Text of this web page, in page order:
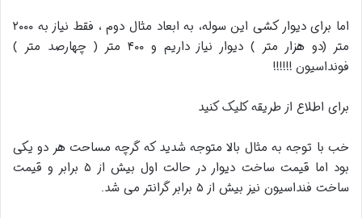
اما برای دیوار کشی این سوله، به ابعاد مثال دوم ، فقط نیاز به ۲۰۰۰
متر (دو هزار متر ) دیوار نیاز داریم و ۴۰۰ متر ( چهارصد متر )
فونداسیون !!!!!!
برای اطلاع از طریقه کلیک کنید
خب با توجه به مثال بالا متوجه شدید که گرچه مساحت هر دو یکی
بود اما قیمت ساخت دیوار در حالت اول بیش از ۵ برابر و قیمت
ساخت فنداسیون نیز بیش از ۵ برابر گرانتر می شد.